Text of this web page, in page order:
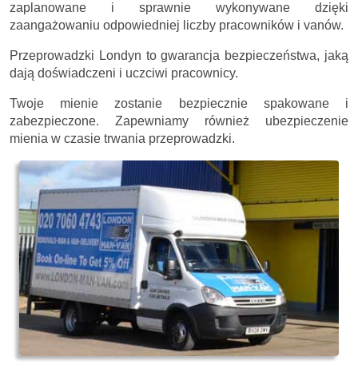
zaplanowane i sprawnie wykonywane dzięki
zaangażowaniu odpowiedniej liczby pracowników i vanów.
Przeprowadzki Londyn to gwarancja bezpieczeństwa, jaką
dają doświadczeni i uczciwi pracownicy.
Twoje mienie zostanie bezpiecznie spakowane i
zabezpieczone. Zapewniamy również ubezpieczenie
mienia w czasie trwania przeprowadzki.